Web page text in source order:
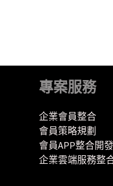
專案服務
企業會員整合
會員策略規劃
會員APP整合開發
企業雲端服務整